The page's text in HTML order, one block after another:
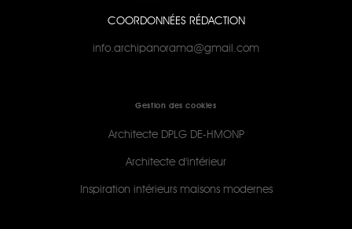
COORDONNÉES RÉDACTION
info.archipanorama@gmail.com
Gestion des cookies
Architecte DPLG DE-HMONP
Architecte d'intérieur
Inspiration intérieurs maisons modernes